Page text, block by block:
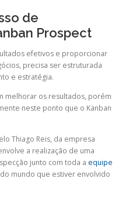
de
Prospect
efetivos e proporcionar
precisa ser estruturada
e estratégia.
melhorar os resultados, porém
neste ponto que o Kanban
Thiago Reis, da empresa
a realização de uma
junto com toda a equipe
mundo que estiver envolvido